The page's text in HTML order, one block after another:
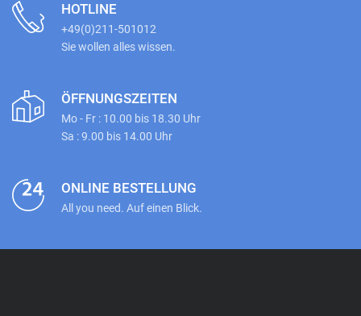
HOTLINE
+49(0)211-501012
Sie wollen alles wissen.
ÖFFNUNGSZEITEN
Mo - Fr : 10.00 bis 18.30 Uhr
Sa : 9.00 bis 14.00 Uhr
ONLINE BESTELLUNG
All you need. Auf einen Blick.